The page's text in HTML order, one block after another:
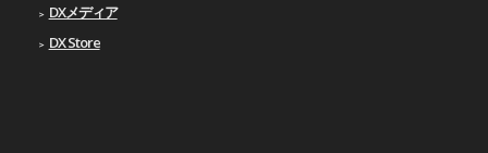
DXメディア
DX Store